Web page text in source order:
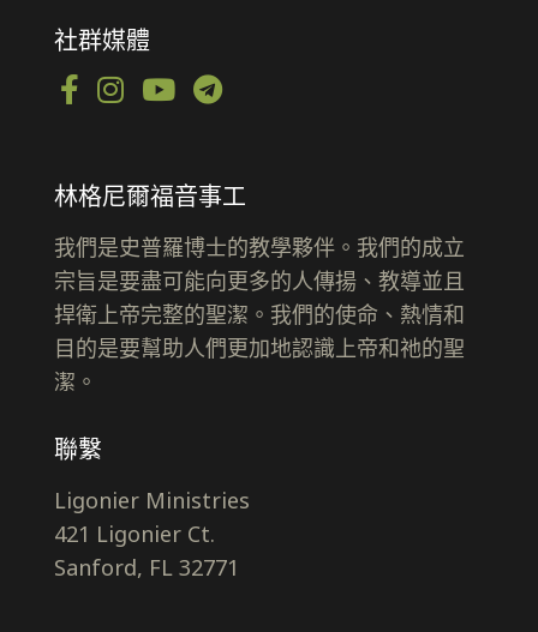
社群媒體
林格尼爾福音事工
我們是史普羅博士的教學夥伴。我們的成立
宗旨是要盡可能向更多的人傳揚、教導並且
捍衛上帝完整的聖潔。我們的使命、熱情和
目的是要幫助人們更加地認識上帝和祂的聖
潔。
聯繫
Ligonier Ministries
421 Ligonier Ct.
Sanford, FL 32771